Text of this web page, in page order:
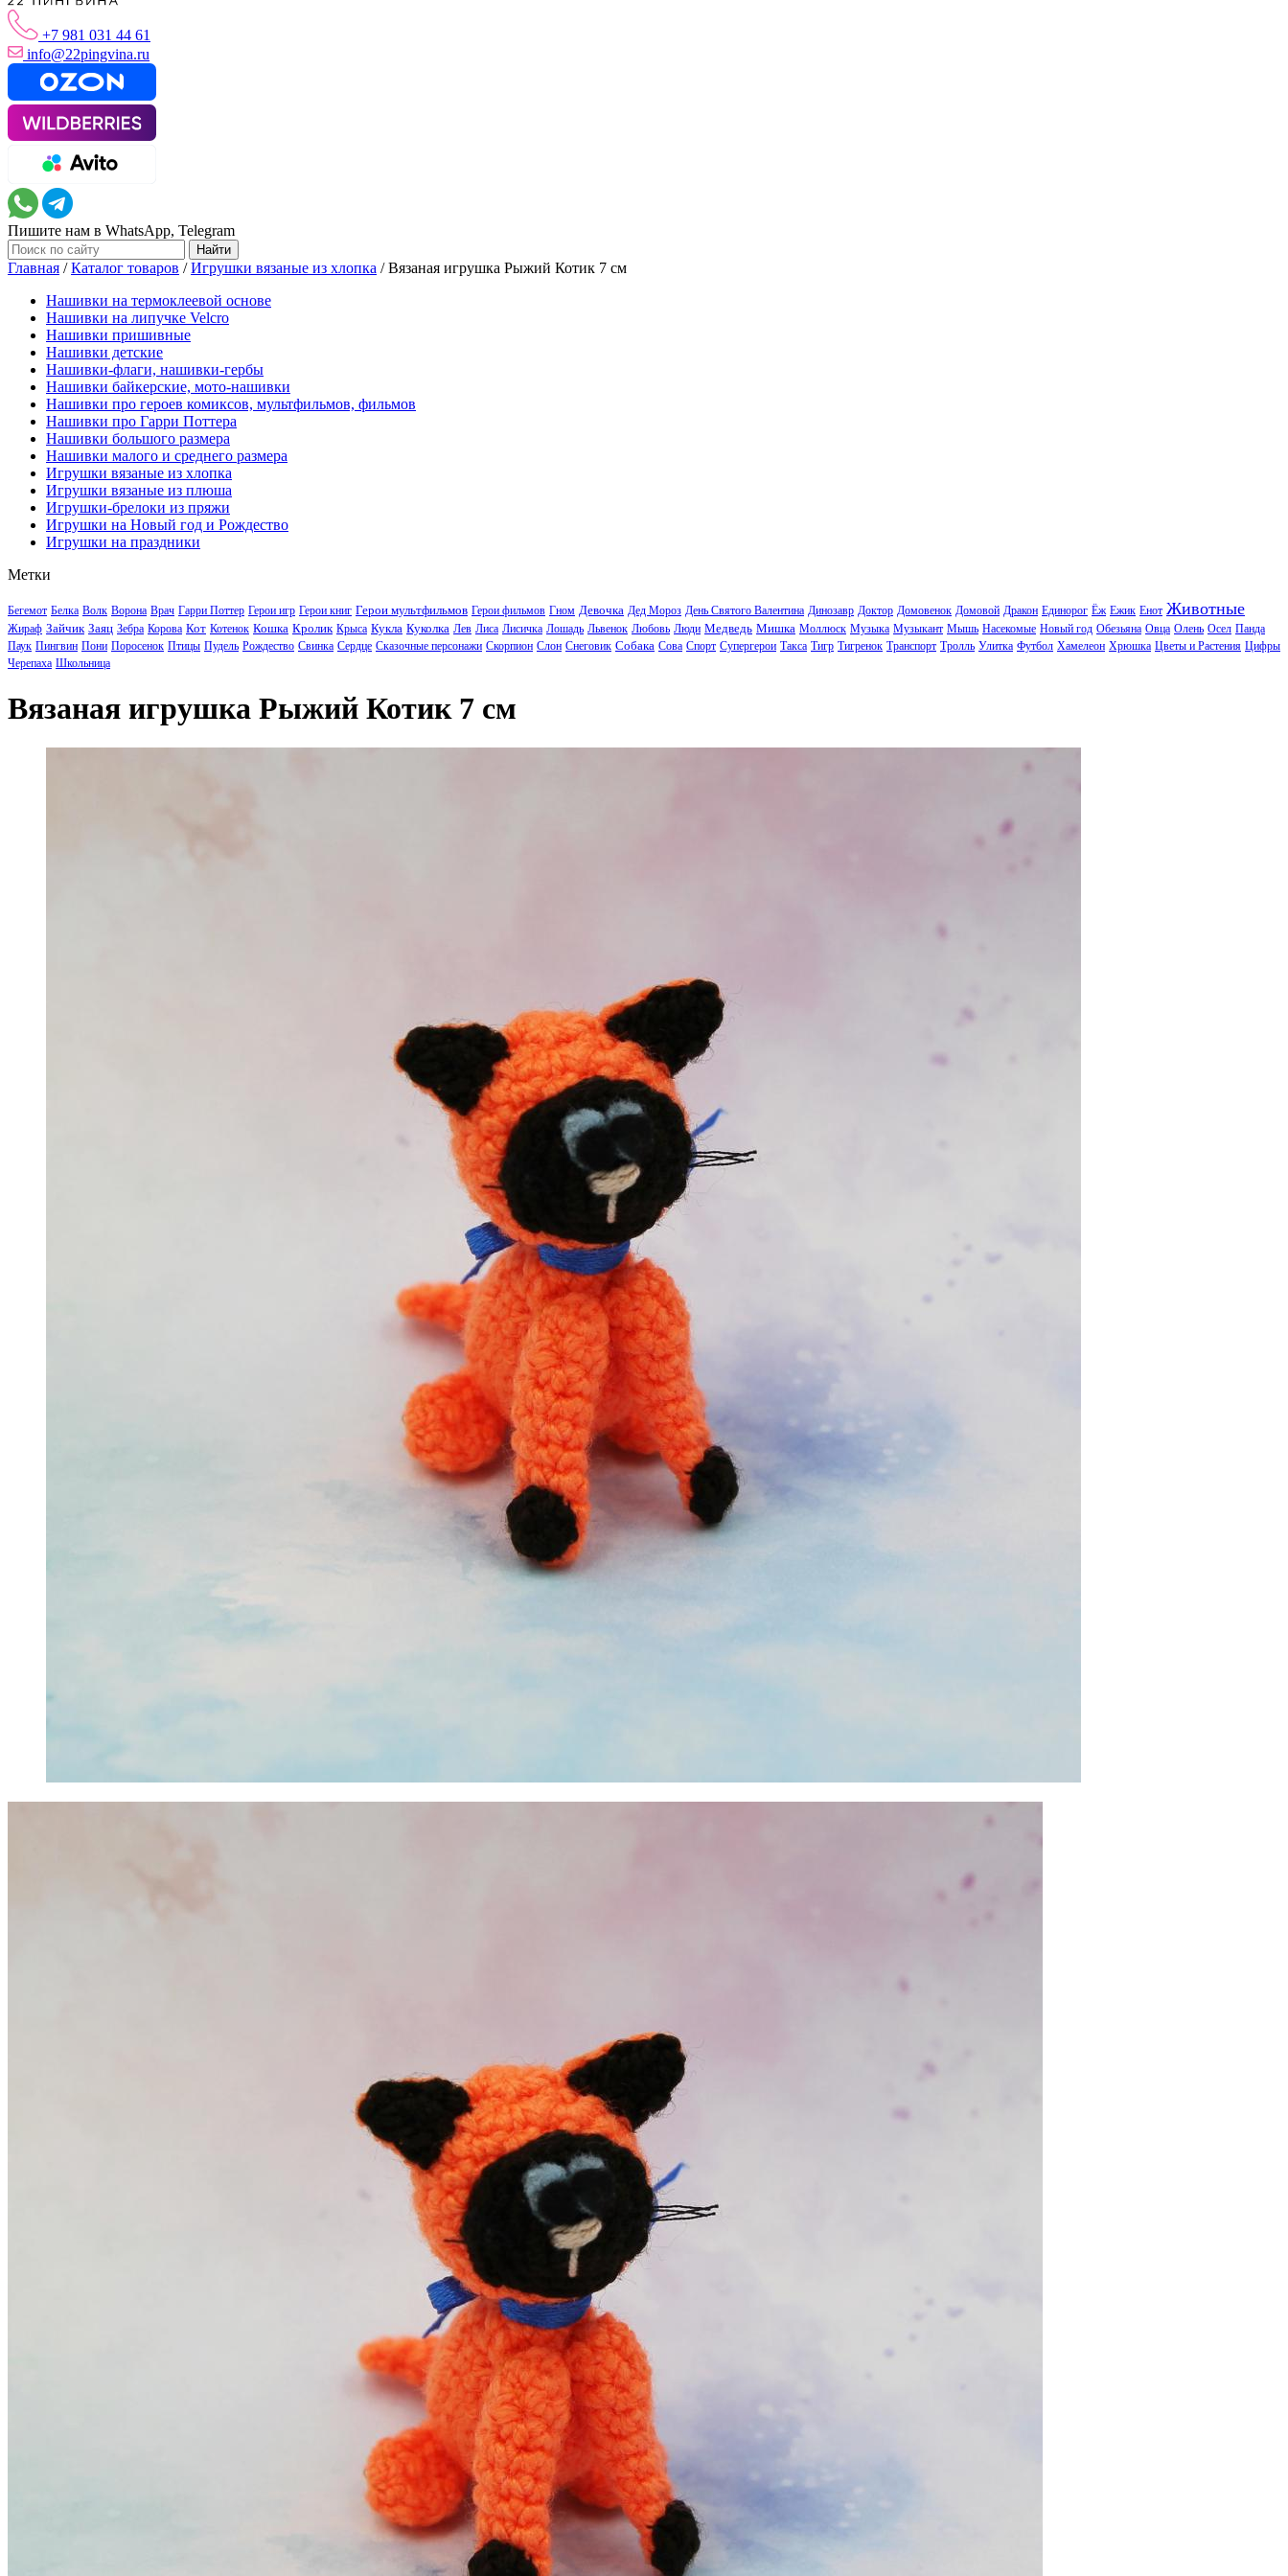
+7 981 031 44 61
info@22pingvina.ru
Пишите нам в WhatsApp, Telegram
Главная /Каталог товаров /Игрушки вязаные из хлопка /Вязаная игрушка Рыжий Котик 7 см
Нашивки на термоклеевой основе
Нашивки на липучке Velcro
Нашивки пришивные
Нашивки детские
Нашивки-флаги, нашивки-гербы
Нашивки байкерские, мото-нашивки
Нашивки про героев комиксов, мультфильмов, фильмов
Нашивки про Гарри Поттера
Нашивки большого размера
Нашивки малого и среднего размера
Игрушки вязаные из хлопка
Игрушки вязаные из плюша
Игрушки-брелоки из пряжи
Игрушки на Новый год и Рождество
Игрушки на праздники
Метки
Бегемот Белка Волк Ворона Врач Гарри Поттер Герои игр Герои книг Герои мультфильмов Герои фильмов Гном Девочка Дед Мороз День Святого Валентина Динозавр Доктор Домовенок Домовой Дракон Единорог Ёж Ежик Енот Животные
Жираф Зайчик Заяц Зебра Корова Кот Котенок Кошка Кролик Крыса Кукла Куколка Лев Лиса Лисичка Лошадь Львенок Любовь Люди Медведь Мишка Моллюск Музыка Музыкант Мышь Насекомые Новый год Обезьяна Овца Олень Осел Панда
Паук Пингвин Пони Поросенок Птицы Пудель Рождество Свинка Сердце Сказочные персонажи Скорпион Слон Снеговик Собака Сова Спорт Супергерои Такса Тигр Тигренок Транспорт Тролль Улитка Футбол Хамелеон Хрюшка Цветы и Растения Цифры
Черепаха Школьница
Вязаная игрушка Рыжий Котик 7 см